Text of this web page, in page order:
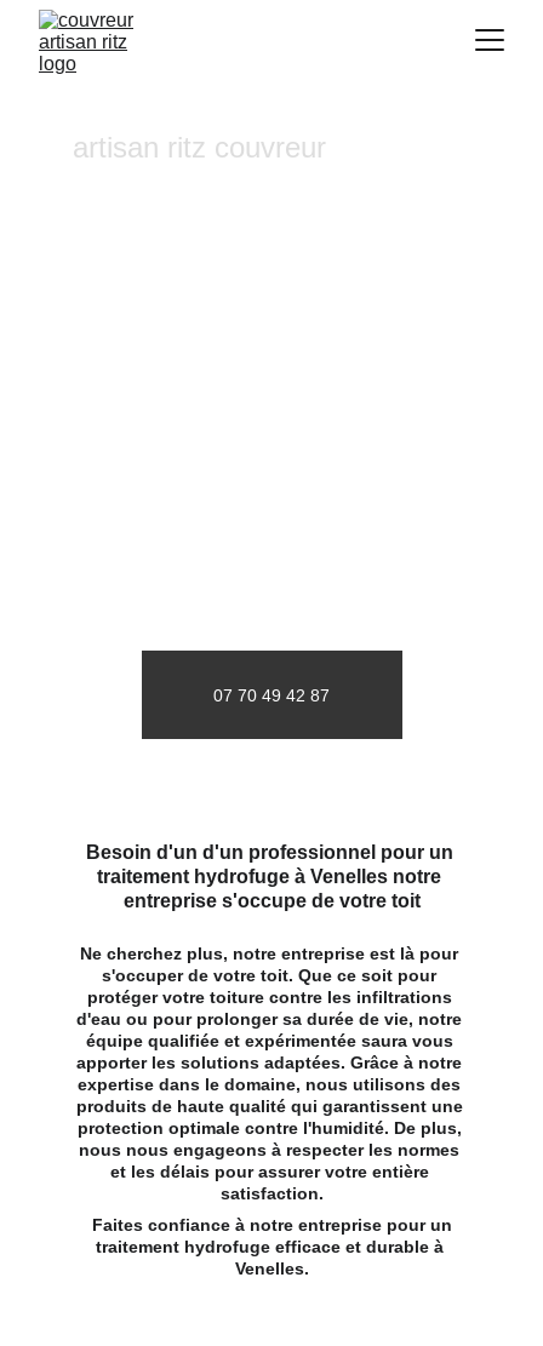
artisan ritz couvreur
07 70 49 42 87
Besoin d'un d'un professionnel pour un
traitement hydrofuge à Venelles notre
entreprise s'occupe de votre toit
Ne cherchez plus, notre entreprise est là pour
s'occuper de votre toit. Que ce soit pour
protéger votre toiture contre les infiltrations
d'eau ou pour prolonger sa durée de vie, notre
équipe qualifiée et expérimentée saura vous
apporter les solutions adaptées. Grâce à notre
expertise dans le domaine, nous utilisons des
produits de haute qualité qui garantissent une
protection optimale contre l'humidité. De plus,
nous nous engageons à respecter les normes
et les délais pour assurer votre entière
satisfaction.
traitement hydrofuge efficace et durable à
Venelles.